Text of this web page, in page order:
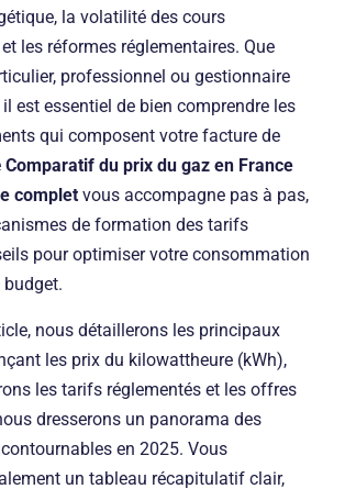
la volatilité des cours
les réformes réglementaires. Que
professionnel ou gestionnaire
est essentiel de bien comprendre les
qui composent votre facture de
Comparatif du prix du gaz en France
complet vous accompagne pas à pas,
de formation des tarifs
pour optimiser votre consommation
budget.
nous détaillerons les principaux
les prix du kilowattheure (kWh),
les tarifs réglementés et les offres
dresserons un panorama des
en 2025. Vous
un tableau récapitulatif clair,